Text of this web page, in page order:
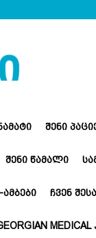
ᲨᲔᲜᲘ
ᲨᲔᲜᲘ ᲬᲐᲛᲐᲚᲘ
ᲐᲛᲑᲔᲑᲘ ᲩᲕᲔᲜ
MEDICAL